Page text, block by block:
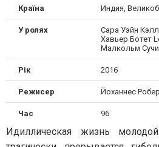
Країна Индия,
У ролях
Сара Уэйн
Хавьер Ботет
Малкольм
Рік 2016
Режисер Йоханнес
Час 96
Идиллическая жизнь